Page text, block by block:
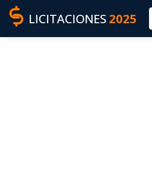
LICITACIONES 2025